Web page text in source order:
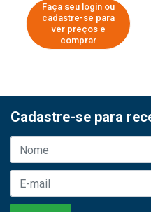
Faça seu login ou
cadastre-se para
ver preços e
comprar
Cadastre-se para